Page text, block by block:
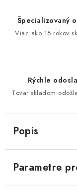
Špecializovaný
Viac ako 15 rokov
Rýchle
Tovar skladom
Popis
Parametre